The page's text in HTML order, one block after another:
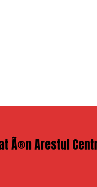
Ã®n Arestul